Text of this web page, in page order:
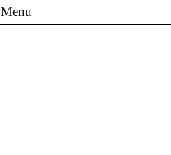
Menu